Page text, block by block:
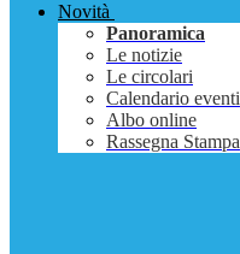
Novità
Panoramica
Le notizie
Le circolari
Calendario eventi
Albo online
Rassegna Stampa